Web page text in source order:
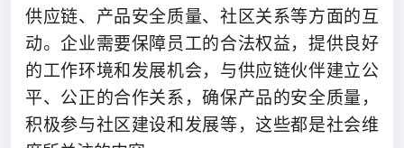
供应链、产品安全质量、社区关系等方面的互
动。企业需要保障员工的合法权益，提供良好
的工作环境和发展机会，与供应链伙伴建立公
平、公正的合作关系，确保产品的安全质量，
积极参与社区建设和发展等，这些都是社会维